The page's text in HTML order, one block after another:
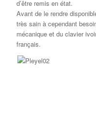
d’être remis en état.
Avant de le rendre
très sain à cependant
mécanique et du clavier
français.